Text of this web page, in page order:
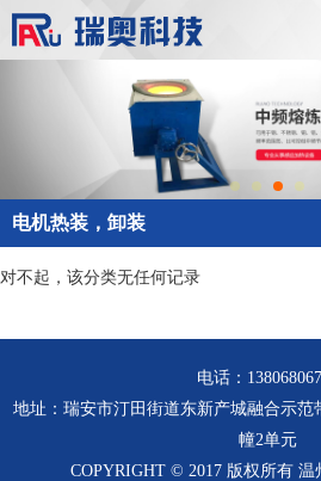
电机热装，卸装
对不起，该分类无任何记录
电话：
地址：瑞安市汀田街道东新产城融合示范
幢2单元
COPYRIGHT © 2017 版权所有 温